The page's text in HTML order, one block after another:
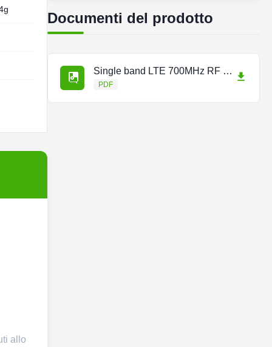
allo
Documenti del prodotto
Single band LTE 700MHz RF Repeater.pdf
PDF